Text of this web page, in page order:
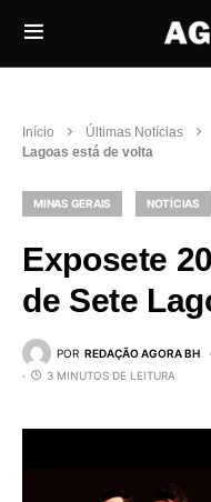
Início Últimas Notícias
Lagoas está de volta
MINAS GERAIS NOTÍCIAS
Exposete
de Sete
POR REDAÇÃO AGORA BH
3 MINUTOS DE LEITURA